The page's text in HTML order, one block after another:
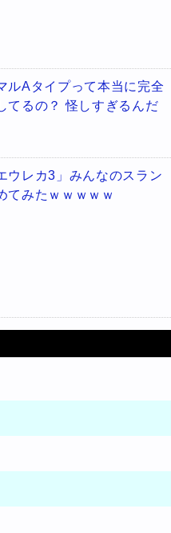
ルAタイプって本当に完全
てるの？ 怪しすぎるんだ
ウレカ3」みんなのスラン
てみたｗｗｗｗｗ